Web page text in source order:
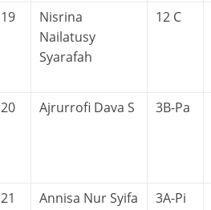
19
Nisrina
Nailatusy
Syarafah
12 C
20 Ajrurrofi Dava S 3B-Pa
21 Annisa Nur Syifa 3A-Pi